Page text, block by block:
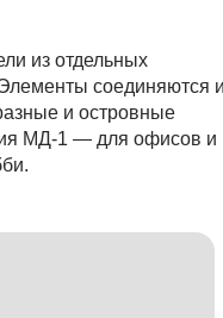
из отдельных
соединяются и
и островные
МД‑1 — для офисов и